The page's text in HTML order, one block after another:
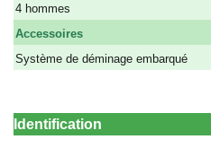
4 hommes
Accessoires
Système de déminage embarqué
Identification